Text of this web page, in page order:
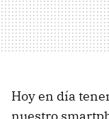
Hoy en día
nuestro